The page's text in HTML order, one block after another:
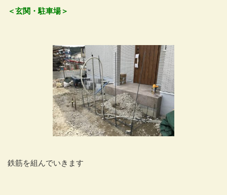
＜玄関・駐車場＞
鉄筋を組んでいきます